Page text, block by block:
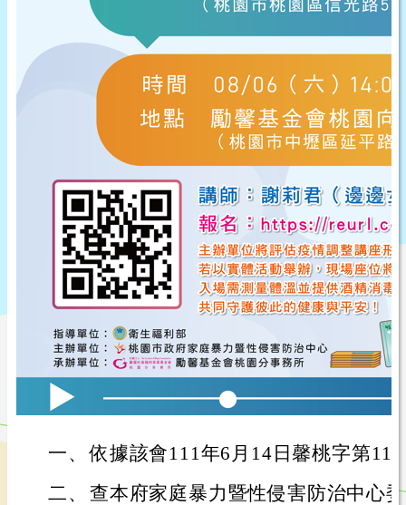
一、 依據該會111年6月14日馨桃字第
二、 查本府家庭暴力暨性侵害防治中心